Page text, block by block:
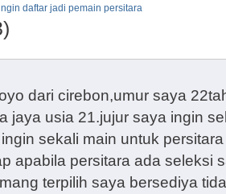
daftar jadi pemain persitara
dari cirebon,umur saya
jaya usia 21.jujur saya ingin
sekali main untuk
apabila persitara ada seleksi
terpilih saya bersediya